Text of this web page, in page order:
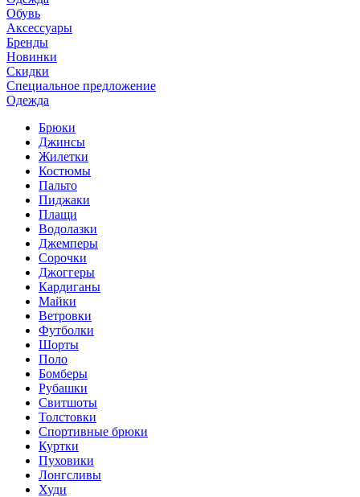
Обувь
Аксессуары
Бренды
Новинки
Скидки
Специальное предложение
Одежда
Брюки
Джинсы
Жилетки
Костюмы
Пальто
Пиджаки
Плащи
Водолазки
Джемперы
Сорочки
Джоггеры
Кардиганы
Майки
Ветровки
Футболки
Шорты
Поло
Бомберы
Рубашки
Свитшоты
Толстовки
Спортивные брюки
Куртки
Пуховики
Лонгсливы
Худи